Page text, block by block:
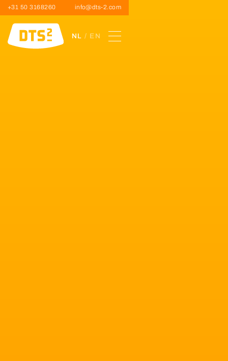
+31 50 3168260 info@dts-2.com
NL / EN